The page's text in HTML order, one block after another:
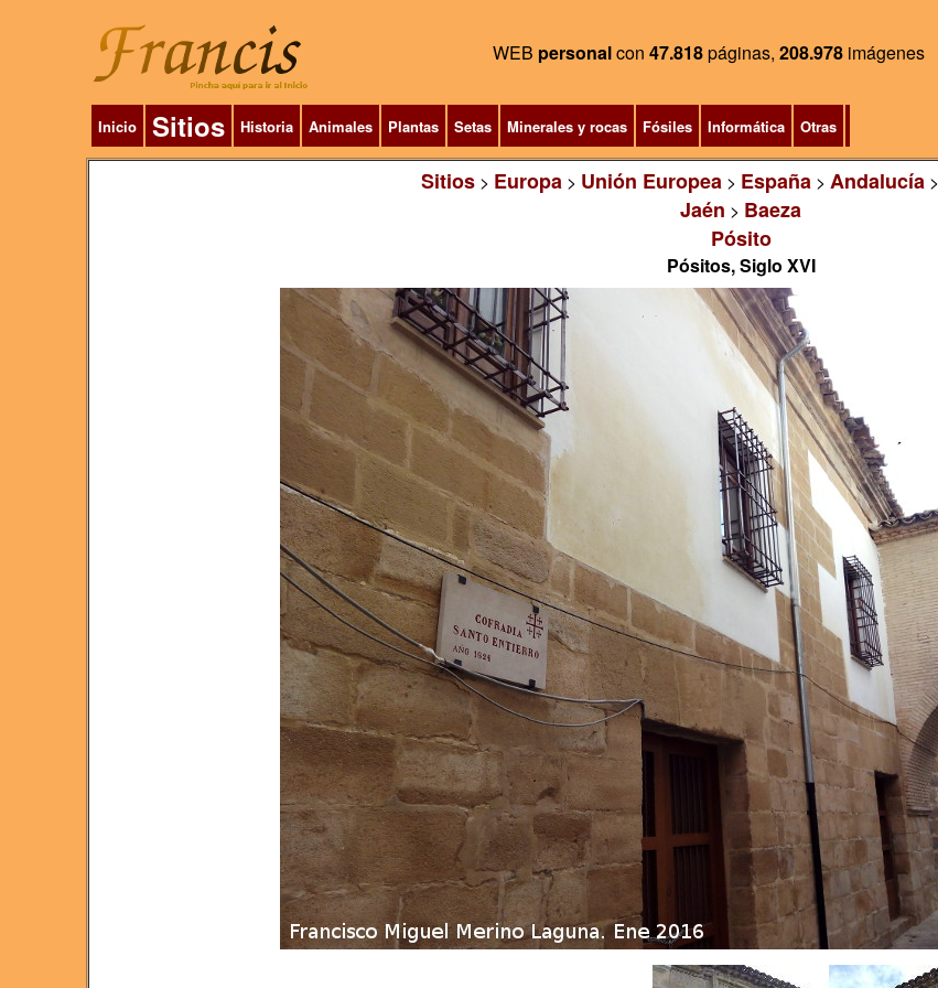
WEB personalcon 47.818páginas, 208.978 imágenes
Inicio Sitios Historia Animales Plantas Setas Minerales y rocas Fósiles Informática Otras
Sitios> Europa> Unión Europea> España> Andalucía>
Jaén > Baeza
Pósito
Pósitos, Siglo XVI